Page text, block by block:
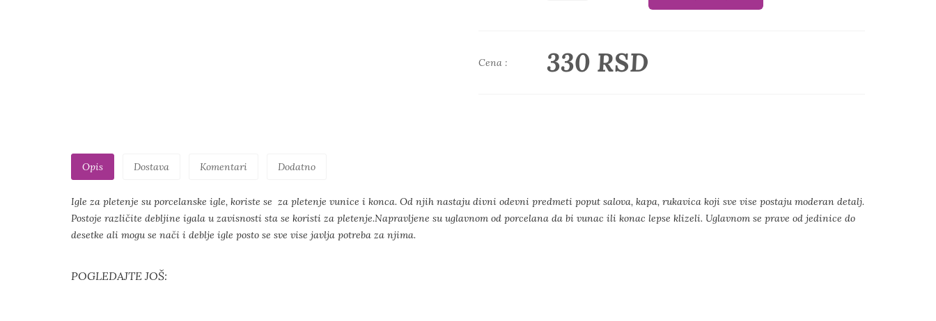
Cena : 330 RSD
Opis Dostava Komentari Dodatno
Igle za pletenje su porcelanske igle, koriste se za pletenje vunice i konca. Od njih nastaju divni odevni predmeti poput salova, kapa, rukavica koji sve vise postaju moderan detalj.
Postoje različite debljine igala u zavisnosti sta se koristi za pletenje.Napravljene su uglavnom od porcelana da bi vunac ili konac lepse klizeli. Uglavnom se prave od jedinice do
desetke ali mogu se nači i deblje igle posto se sve vise javlja potreba za njima.
POGLEDAJTE JOŠ: